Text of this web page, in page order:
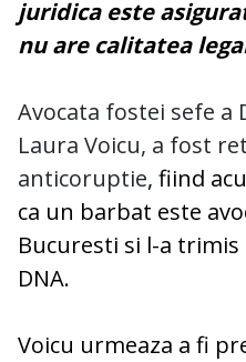
juridica este
nu are calitatea
Avocata fostei sefe a
Laura Voicu, a fost
anticoruptie, fiind
ca un barbat este
Bucuresti si l-a
DNA.
Voicu urmeaza a fi